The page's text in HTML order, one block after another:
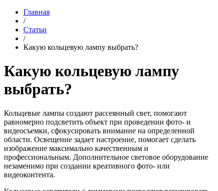
Главная
/
Статьи
/
Какую кольцевую лампу выбрать?
Какую кольцевую лампу
выбрать?
Кольцевые лампы создают рассеянный свет, помогают
равномерно подсветить объект при проведении фото- и
видеосъемки, сфокусировать внимание на определенной
области. Освещение задает настроение, помогает сделать
изображение максимально качественным и
профессиональным. Дополнительное световое оборудование
незаменимо при создании креативного фото- или
видеоконтента.